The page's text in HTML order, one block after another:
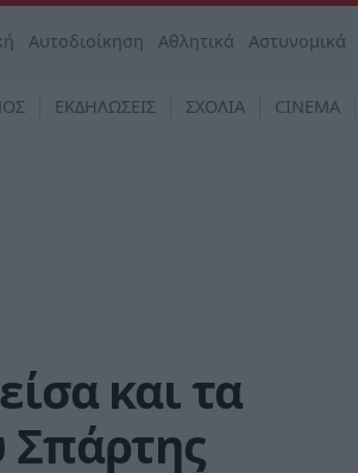
Αυτοδιοίκηση Αθλητικά Αστυνομικά
ΕΚΔΗΛΩΣΕΙΣ ΣΧΟΛΙΑ CINEMA
και τα
Σπάρτης